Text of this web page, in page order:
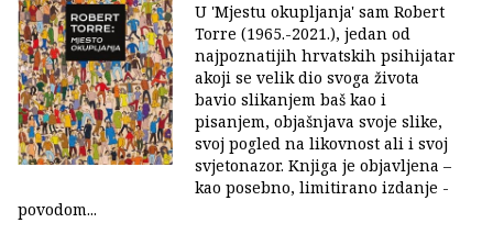
U 'Mjestu okupljanja' sam Robert
Torre (1965.-2021.), jedan od
najpoznatijih hrvatskih psihijatar
akoji se velik dio svoga života
bavio slikanjem baš kao i
pisanjem, objašnjava svoje slike,
svoj pogled na likovnost ali i svoj
svjetonazor. Knjiga je objavljena –
kao posebno, limitirano izdanje -
povodom...